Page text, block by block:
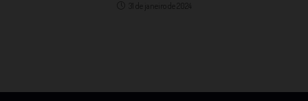
31 de janeiro de 2024